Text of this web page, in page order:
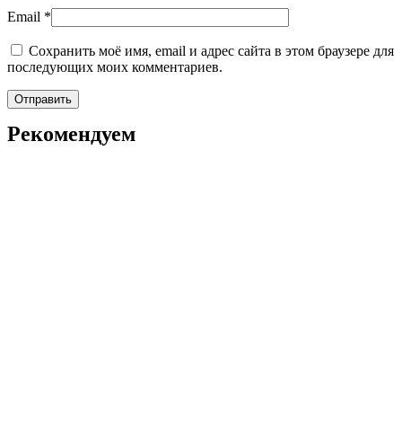
Email *
Сохранить моё имя, email и адрес сайта в этом браузере для
последующих моих комментариев.
Рекомендуем